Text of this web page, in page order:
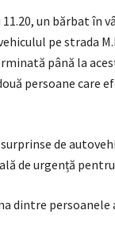
un bărbat în
pe strada
până la
persoane care
de
de urgență
dintre